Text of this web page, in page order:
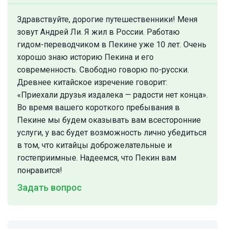
Здравствуйте, дорогие путешественники! Меня
зовут Андрей Ли. Я жил в России. Работаю
гидом-переводчиком в Пекине уже 10 лет. Очень
хорошо знаю историю Пекина и его
современность. Свободно говорю по-русски.
Древнее китайское изречение говорит:
«Приехали друзья издалека — радости нет конца».
Во время вашего короткого пребывания в
Пекине мы будем оказывать вам всесторонние
услуги, у вас будет возможность лично убедиться
в том, что китайцы доброжелательные и
гостеприимные. Надеемся, что Пекин вам
понравится!
Задать вопрос